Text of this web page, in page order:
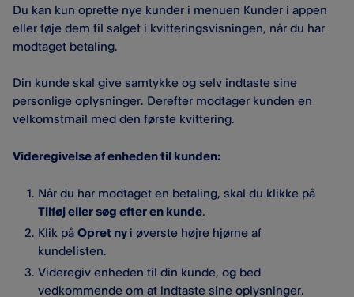
Du kan kun oprette nye kunder i menuen Kunder i appen
eller føje dem til salget i kvitteringsvisningen, når du har
modtaget betaling.
Din kunde skal give samtykke og selv indtaste sine
personlige oplysninger. Derefter modtager kunden en
velkomstmail med den første kvittering.
Videregivelse af enheden til kunden:
Når du har modtaget en betaling, skal du klikke på
Tilføj eller søg efter en kunde.
Klik på Opret ny i øverste højre hjørne af
kundelisten.
Videregiv enheden til din kunde, og bed
vedkommende om at indtaste sine oplysninger.